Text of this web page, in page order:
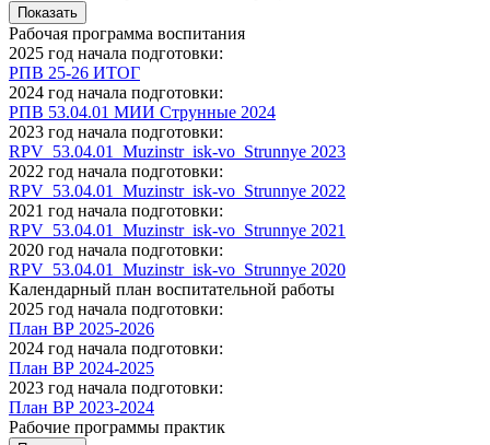
Показать
Рабочая программа воспитания
2025 год начала подготовки:
РПВ 25-26 ИТОГ
2024 год начала подготовки:
РПВ 53.04.01 МИИ Струнные 2024
2023 год начала подготовки:
RPV_53.04.01_Muzinstr_isk-vo_Strunnye 2023
2022 год начала подготовки:
RPV_53.04.01_Muzinstr_isk-vo_Strunnye 2022
2021 год начала подготовки:
RPV_53.04.01_Muzinstr_isk-vo_Strunnye 2021
2020 год начала подготовки:
RPV_53.04.01_Muzinstr_isk-vo_Strunnye 2020
Календарный план воспитательной работы
2025 год начала подготовки:
План ВР 2025-2026
2024 год начала подготовки:
План ВР 2024-2025
2023 год начала подготовки:
План ВР 2023-2024
Рабочие программы практик